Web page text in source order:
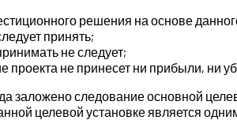
решения на основе
принять;
не следует;
проекта не принесет ни прибыли, ни
заложено следование основной
целевой установке является